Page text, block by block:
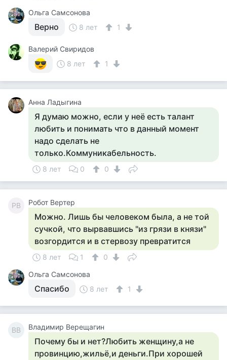
Ольга Самсонова
Верно 8 лет 1
Валерий Свиридов
8 лет
1
Анна Ладыгина
Я думаю можно, если у неё есть талант
любить и понимать что в данный момент
надо сделать не
только.Коммуникабельность.
8 лет 0 0
РВ Робот Вертер
Можно. Лишь бы человеком была, а не той
сучкой, что вырвавшись "из грязи в князи"
возгордится и в стервозу превратится
8 лет 1
0
Ольга Самсонова
Спасибо 8 лет 1
ВВ Владимир Верещагин
Почему бы и нет?Любить женщину,а не
провинцию,жильё,и деньги.При хорошей